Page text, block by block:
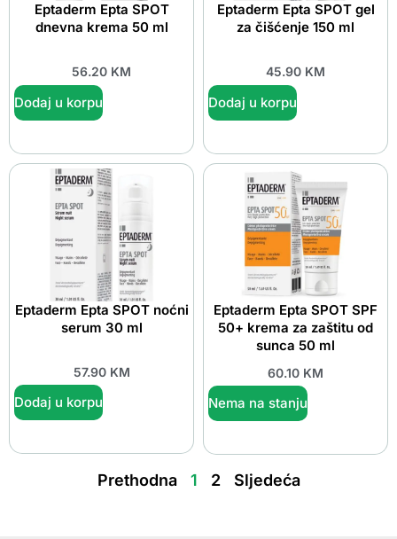
Eptaderm Epta SPOT
dnevna krema 50 ml
56.20 KM
Dodaj u korpu
Eptaderm Epta SPOT gel
za čišćenje 150 ml
45.90 KM
Dodaj u korpu
Eptaderm Epta SPOT noćni
serum 30 ml
57.90 KM
Dodaj u korpu
Eptaderm Epta SPOT SPF
50+ krema za zaštitu od
sunca 50 ml
60.10 KM
Nema na stanju
Prethodna 1 2 Sljedeća